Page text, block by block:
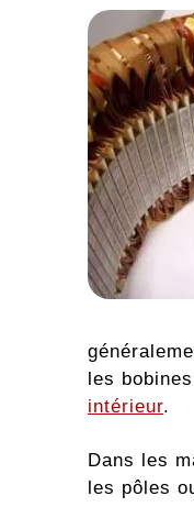
les
intérieur.
Dans les
les pôles